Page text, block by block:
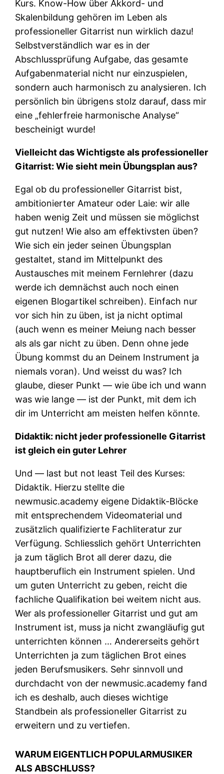
Kurs. Know-How über Akkord- und
Skalenbildung gehören im Leben als
professioneller Gitarrist nun wirklich dazu!
Selbstverständlich war es in der
Abschlussprüfung Aufgabe, das gesamte
Aufgabenmaterial nicht nur einzuspielen,
sondern auch harmonisch zu analysieren. Ich
persönlich bin übrigens stolz darauf, dass mir
eine „fehlerfreie harmonische Analyse“
bescheinigt wurde!
Vielleicht das Wichtigste als professioneller
Gitarrist: Wie sieht mein Übungsplan aus?
Egal ob du professioneller Gitarrist bist,
ambitionierter Amateur oder Laie: wir alle
haben wenig Zeit und müssen sie möglichst
gut nutzen! Wie also am effektivsten üben?
Wie sich ein jeder seinen Übungsplan
gestaltet, stand im Mittelpunkt des
Austausches mit meinem Fernlehrer (dazu
werde ich demnächst auch noch einen
eigenen Blogartikel schreiben). Einfach nur
vor sich hin zu üben, ist ja nicht optimal
(auch wenn es meiner Meiung nach besser
als als gar nicht zu üben. Denn ohne jede
Übung kommst du an Deinem Instrument ja
niemals voran). Und weisst du was? Ich
glaube, dieser Punkt — wie übe ich und wann
was wie lange — ist der Punkt, mit dem ich
dir im Unterricht am meisten helfen könnte.
Didaktik: nicht jeder professionelle Gitarrist
ist gleich ein guter Lehrer
Und — last but not least Teil des Kurses:
Didaktik. Hierzu stellte die
newmusic.academy eigene Didaktik-Blöcke
mit entsprechendem Videomaterial und
zusätzlich qualifizierte Fachliteratur zur
Verfügung. Schliesslich gehört Unterrichten
ja zum täglich Brot all derer dazu, die
hauptberuflich ein Instrument spielen. Und
um guten Unterricht zu geben, reicht die
fachliche Qualifikation bei weitem nicht aus.
Wer als professioneller Gitarrist und gut am
Instrument ist, muss ja nicht zwangläufig gut
unterrichten können … Andererseits gehört
Unterrichten ja zum täglichen Brot eines
jeden Berufsmusikers. Sehr sinnvoll und
durchdacht von der newmusic.academy fand
ich es deshalb, auch dieses wichtige
Standbein als professioneller Gitarrist zu
erweitern und zu vertiefen.
WARUM EIGENTLICH POPULARMUSIKER
ALS ABSCHLUSS?